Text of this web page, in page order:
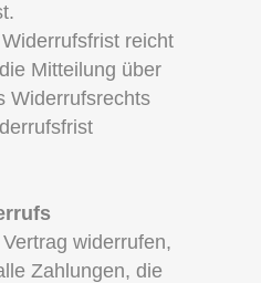
reicht
Mitteilung über
Widerrufsrechts
widerrufen,
Zahlungen, die